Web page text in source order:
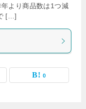
より商品数は1つ減
[…]
0